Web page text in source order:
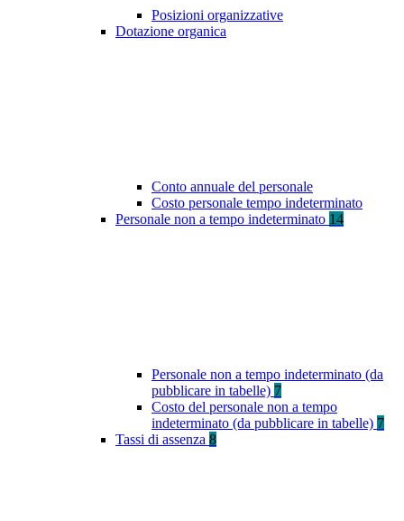
Posizioni organizzative
Dotazione organica
Conto annuale del personale
Costo personale tempo indeterminato
Personale non a tempo indeterminato 14
Personale non a tempo indeterminato (da
pubblicare in tabelle) 7
Costo del personale non a tempo
indeterminato (da pubblicare in tabelle) 7
Tassi di assenza 8